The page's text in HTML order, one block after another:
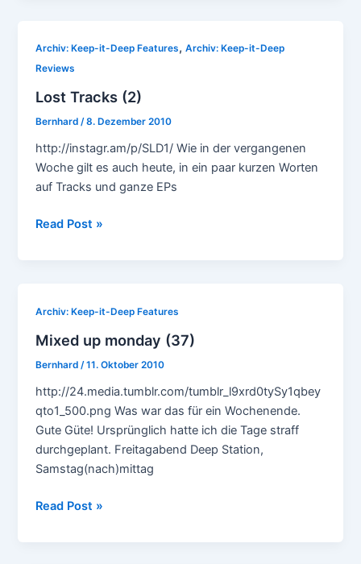
Januar
2014
–
26.
2014
Archiv: Keep-it-Deep Features,Archiv: Keep-it-Deep
Reviews
Lost Tracks (2)
Bernhard/8. Dezember 2010
http://instagr.am/p/SLD1/ Wie in der vergangenen
Woche gilt es auch heute, in ein paar kurzen Worten
auf Tracks und ganze EPs
Lost
Read Post »
Archiv: Keep-it-Deep Features
Mixed up monday (37)
Bernhard/11. Oktober 2010
http://24.media.tumblr.com/tumblr_l9xrd0tySy1qbey
qto1_500.png Was war das für ein Wochenende.
Gute Güte! Ursprünglich hatte ich die Tage straff
durchgeplant. Freitagabend Deep Station,
Samstag(nach)mittag
Mixed
Read Post »